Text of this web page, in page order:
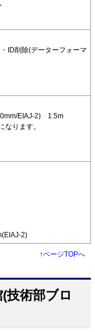
ID削除(データーフォーマ
EIAJ-2) 1.5m
ります。
2)
↑ページTOPへ
技術部ブロ